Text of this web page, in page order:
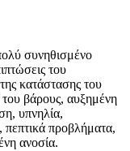
συνηθισμένο
του
κατάστασης του
βάρους, αυξημένη
υπνηλία,
προβλήματα,
ανοσία.